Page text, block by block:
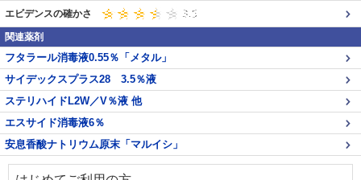
エビデンスの確かさ
関連薬剤
フタラール消毒液0.55％「メタル」
サイデックスプラス28 3.5％液
ステリハイドL2W／V％液 他
エスサイド消毒液6％
安息香酸ナトリウム原末「マルイシ」